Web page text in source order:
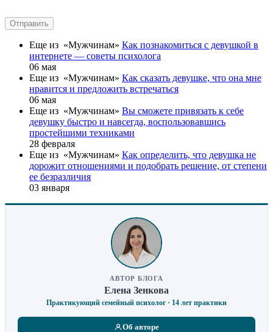
Отправить
Еще из «Мужчинам» Как познакомиться с девушкой в
интернете — советы психолога
06 мая
Еще из «Мужчинам» Как сказать девушке, что она мне
нравится и предложить встречаться
06 мая
Еще из «Мужчинам» Вы сможете привязать к себе
девушку быстро и навсегда, воспользовавшись
простейшими техниками
28 февраля
Еще из «Мужчинам» Как определить, что девушка не
дорожит отношениями и подобрать решение, от степени
ее безразличия
03 января
АВТОР БЛОГА
Елена Зенкова
Практикующий семейный психолог · 14 лет практики
Об авторе